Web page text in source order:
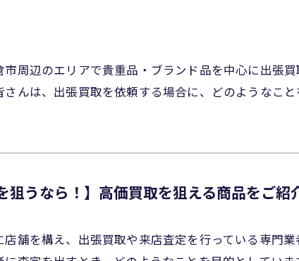
周辺のエリアで貴重品・ブランド品を中心に出張買
さんは、出張買取を依頼する場合に、どのようなこ
狙うなら！】高価買取を狙える商品をご紹
舗を構え、出張買取や来店査定を行っている専門